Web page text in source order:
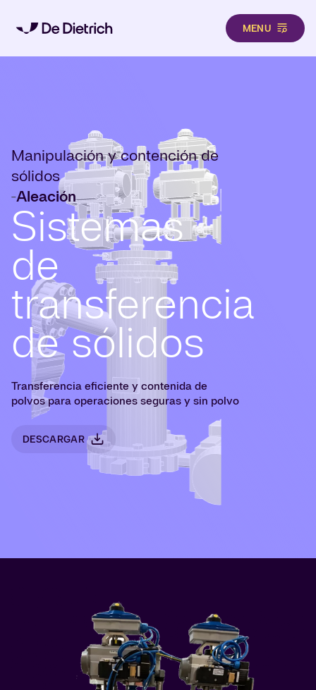
MENU
Manipulación y contención de
sólidos
-Aleación
Sistemas
de
transferencia
de sólidos
Transferencia eficiente y contenida de
polvos para operaciones seguras y sin polvo
DESCARGAR